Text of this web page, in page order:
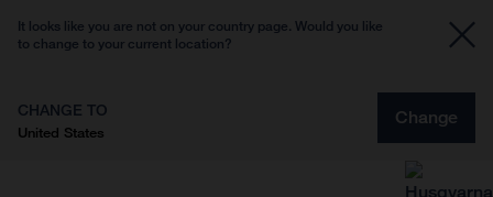
It looks like you are not on your country page. Would you like
to change to your current location?
CHANGE TO
United States
Change